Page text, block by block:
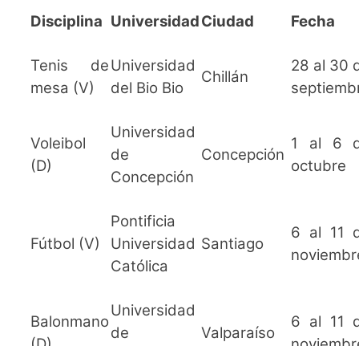
Disciplina UniversidadCiudad Fecha
Tenis de
mesa (V)
Universidad
del Bio Bio
Chillán
28 al 30
Voleibol
(D)
Universidad
de
Concepción
Concepción
1 al 6
octubre
Fútbol (V)
Pontificia
Universidad
Católica
Santiago
6 al 11
Balonmano
Universidad
de
Valparaíso
6 al 11